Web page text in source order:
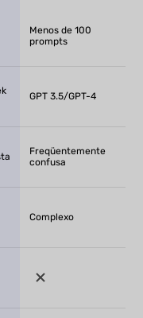
Menos de 100
prompts
GPT 3.5/GPT-4
Freqüentemente
confusa
Complexo